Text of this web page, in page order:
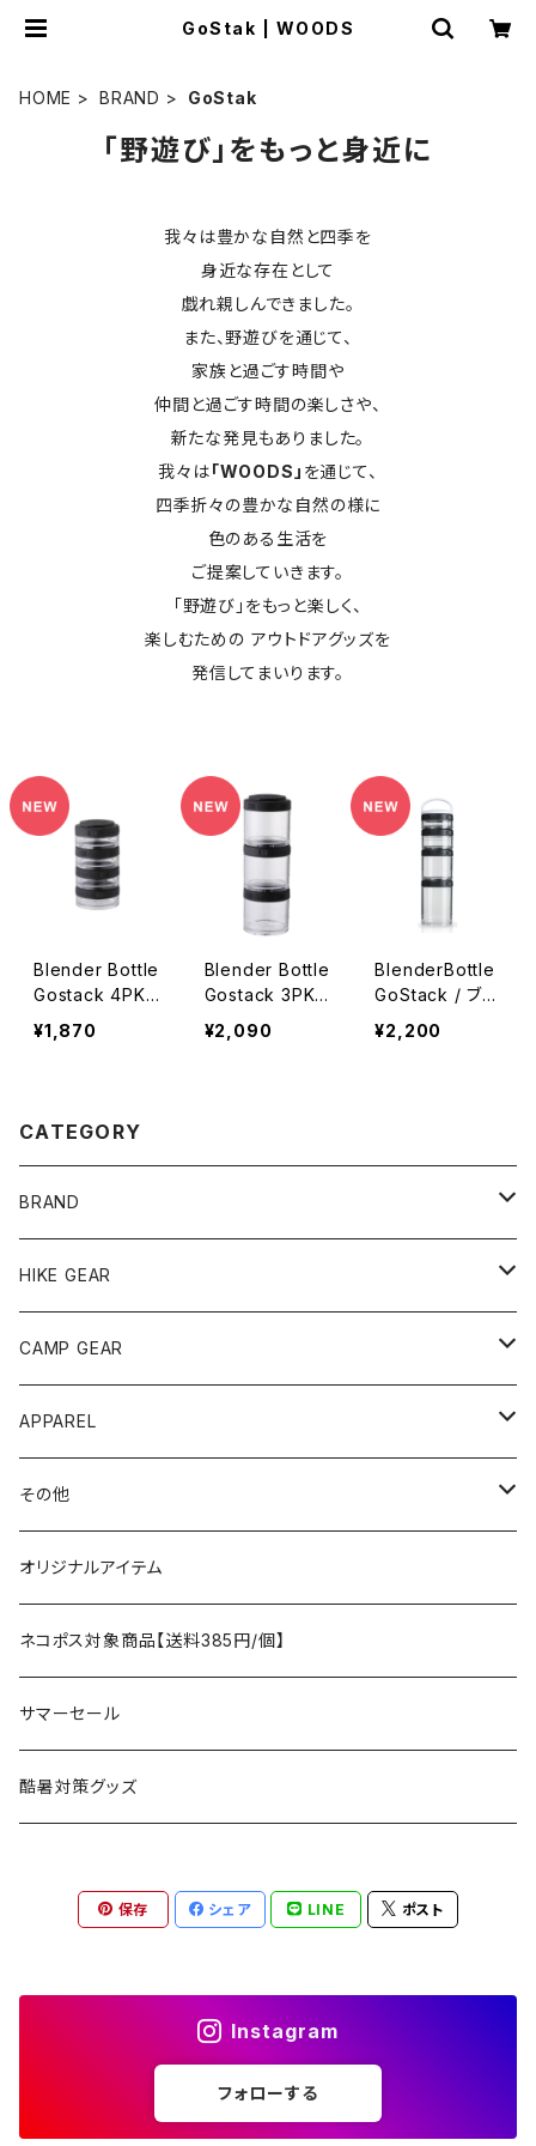
GoStak | WOODS
HOME BRAND GoStak
「野遊び」をもっと身近に
我々は豊かな自然と四季を
身近な存在として
戯れ親しんできました。
また、野遊びを通じて、
家族と過ごす時間や
仲間と過ごす時間の楽しさや、
新たな発見もありました。
我々は「WOODS」 を通じて、
四季折々の豊かな自然の様に
色のある生活を
ご提案していきます。
「野遊び」をもっと楽しく、
楽しむための アウトドアグッズを
発信してまいります。
Blender Bottle
Gostack 4PK
ゴースタック
¥1,870
Blender Bottle
Gostack 3PK
ゴースタック
¥2,090
BlenderBottle
GoStack / ブレ
ンダーボトル ゴ
ースタック ス
¥2,200
CATEGORY
BRAND
andwander
ANOBA
AO COOLERS
asobito
AS2OV
AXESQUIN
Ballistics
BEDROCK SANDALS
BROOKLYN WORKS
HIKE GEAR
テント、シェルター
バックパック
ポーチ／サコッシュ
ストレージ
パッキングアクセサリー
スリーピングギア
クッキングギア
ヘッドライト／ランタン
アクセサリー
CAMP GEAR
テント、タープ
テント、シェルター
タープ
スリーピングギア
寝袋
マット
アクセサリー
テーブル、チェア
テーブル
チェア
ランタン、ライト
燃料ランタン
LEDライト
焚火台／薪ストーブ
焚火台
七輪、グリル
暖房器具
ガスストーブ
斧、鉈
クッキングギア
バーナー／ストーブ
カトラリー
コンテナ、ギアケース
APPAREL
トップス
ボトムス
アンダーウェア
ハンドウェア
ヘッドギア
フットウェア
アクセサリー
その他
遊び
フィッシング
ラジコン
ケア用品
雑貨
アウトレット
オリジナルアイテム
ネコポス対象商品【送料385円/個】
サマーセール
酷暑対策グッズ
保存 シェア LINE ポスト
Instagram
フォローする